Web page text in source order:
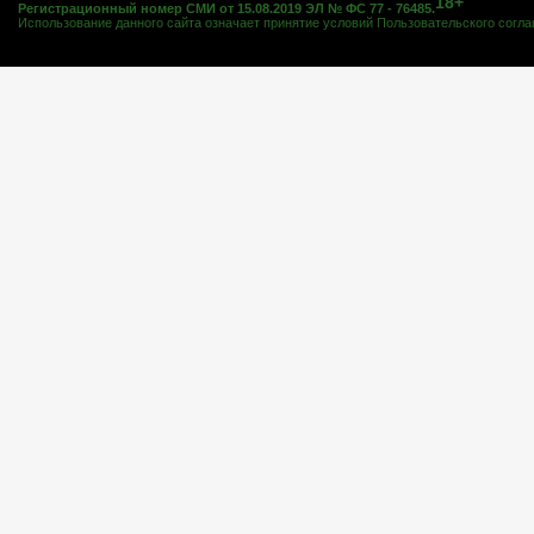
Регистрационный номер СМИ от 15.08.2019 ЭЛ № ФС 77 - 76485.
Использование данного сайта означает принятие условий Пользовательского